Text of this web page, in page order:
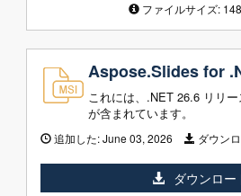
ファイルサイズ:
Aspose.Slides for
これには、.NET 26.6 リリ
が含まれています。
追加した:June 03, 2026 ダウン
ダウンロー